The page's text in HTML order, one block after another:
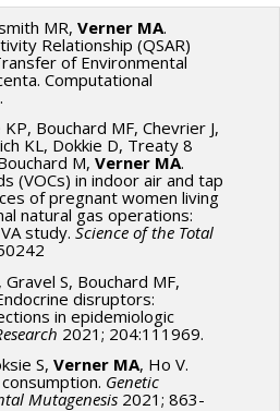
MR, Verner MA.
Relationship (QSAR)
of Environmental
Computational
Bouchard MF, Chevrier J,
KL, Dokkie D, Treaty 8
M, Verner MA.
(VOCs) in indoor air and tap
of pregnant women living
natural gas operations:
study. Science of the Total
, Gravel S, Bouchard MF,
disruptors:
in epidemiologic
2021; 204:111969.
S, Verner MA, Ho V.
Genetic
Mutagenesis 2021; 863-